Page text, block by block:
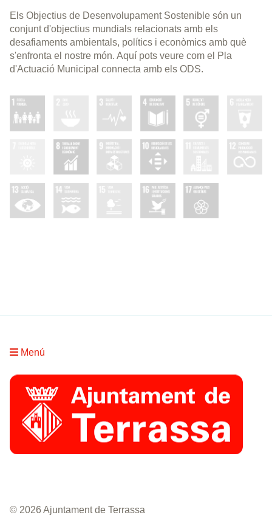
Els Objectius de Desenvolupament Sostenible són un
conjunt d'objectius mundials relacionats amb els
desafiaments ambientals, polítics i econòmics amb què
s'enfronta el nostre món. Aquí pots veure com el Pla
d'Actuació Municipal connecta amb els ODS.
Menú
© 2026 Ajuntament de Terrassa